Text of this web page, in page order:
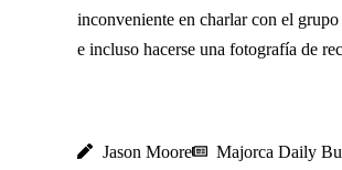
inconveniente en charlar con el grupo
e incluso hacerse una fotografía de
Jason Moore
Majorca Daily